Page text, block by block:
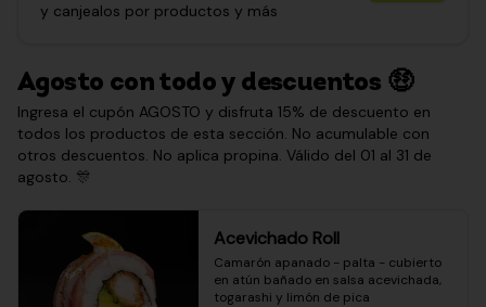
y canjealos por productos y más
Agosto con todo y descuentos 🤑
Ingresa el cupón AGOSTO y disfruta 15% de descuento en
todos los productos de esta sección. No acumulable con
otros descuentos. No aplica propina. Válido del 01 al 31 de
agosto. 🎊
Acevichado Roll
Camarón apanado - palta - cubierto
en atún bañado en salsa acevichada,
togarashi y limón de pica